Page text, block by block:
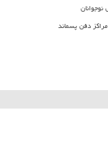
دفن پسماند